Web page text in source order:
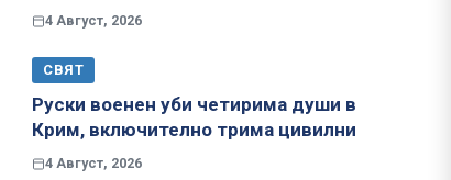
4 Август, 2026
СВЯТ
Руски военен уби четирима души в
Крим, включително трима цивилни
4 Август, 2026